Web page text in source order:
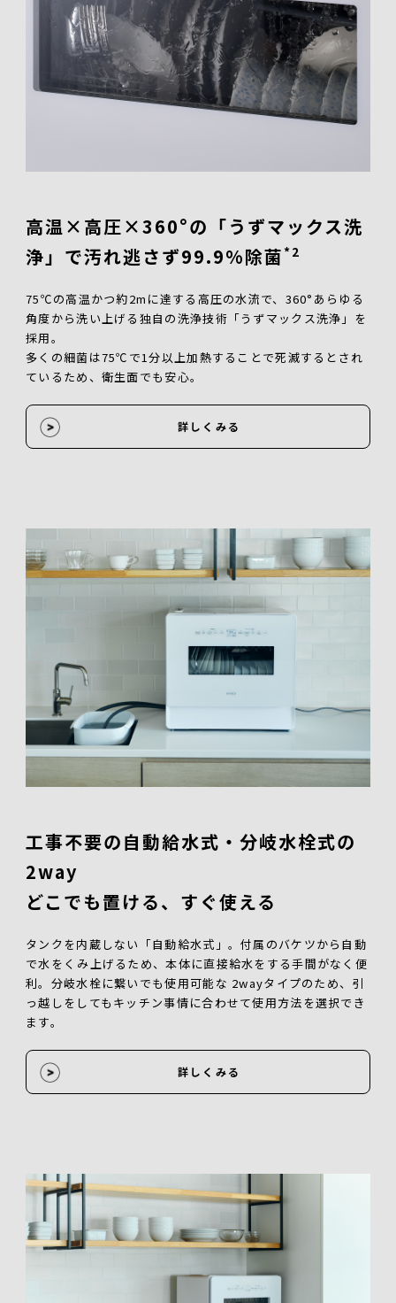
高温×高圧×360°の「うずマックス洗
浄」で汚れ逃さず99.9%除菌*2
75℃の高温かつ約2mに達する高圧の水流で、360°あらゆる
角度から洗い上げる独自の洗浄技術「うずマックス洗浄」を
採用。
多くの細菌は75℃で1分以上加熱することで死滅するとされ
ているため、衛生面でも安心。
詳しくみる
工事不要の自動給水式・分岐水栓式の
2way
どこでも置ける、すぐ使える
タンクを内蔵しない「自動給水式」。付属のバケツから自動
で水をくみ上げるため、本体に直接給水をする手間がなく便
利。分岐水栓に繋いでも使用可能な 2wayタイプのため、引
っ越しをしてもキッチン事情に合わせて使用方法を選択でき
ます。
詳しくみる